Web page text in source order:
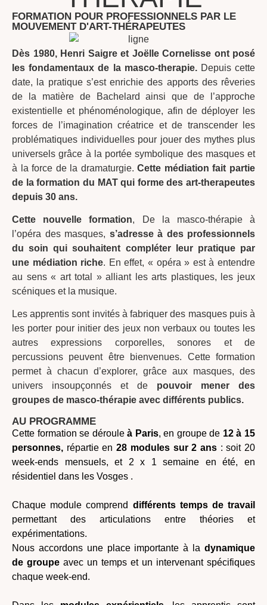
FORMATION POUR PROFESSIONNELS PAR LE
MOUVEMENT D'ART-THÉRAPEUTES
Dès 1980, Henri Saigre et Joëlle Cornelisse ont posé
les fondamentaux de la masco-therapie.Depuis cette
date, la pratique s’est enrichie des apports des rêveries
de la matière de Bachelard ainsi que de l’approche
existentielle et phénoménologique, afin de déployer les
forces de l’imagination créatrice et de transcender les
problématiques individuelles pour jouer des mythes plus
universels grâce à la portée symbolique des masques et
à la force de la dramaturgie.Cette médiation fait partie
de la formation du MAT qui forme des art-therapeutes
depuis 30 ans.
Cette nouvelle formation, De la masco-thérapie à
l’opéra des masques, s’adresse à des professionnels
du soin qui souhaitent compléter leur pratique par
une médiation riche. En effet, « opéra » est à entendre
au sens « art total » alliant les arts plastiques, les jeux
scéniques et la musique.
Les apprentis sont invités à fabriquer des masques puis à
les porter pour initier des jeux non verbaux ou toutes les
autres expressions corporelles, sonores et de
percussions peuvent être bienvenues. Cette formation
permet à chacun d’explorer, grâce aux masques, des
univers insoupçonnés et de pouvoir mener des
groupes de masco-thérapie avec différents publics.
AU PROGRAMME
Cette formation se dérouleà Paris, en groupe de 12 à 15
personnes, répartie en28 modules sur 2 ans: soit 20
week-ends mensuels, et 2 x 1 semaine en été, en
résidentiel dans les Vosges .
Chaque module comprend différents temps de travail
permettant des articulations entre théories et
expérimentations.
Nous accordons une place importante à la dynamique
de groupe avec un temps et un intervenant spécifiques
chaque week-end.